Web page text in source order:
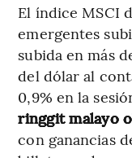
El índice MSCI
emergentes
subida en más
del dólar al
0,9% en la
ringgit malayo
con ganancias